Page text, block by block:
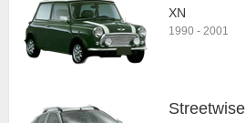
XN
1990 - 2001
Streetwise